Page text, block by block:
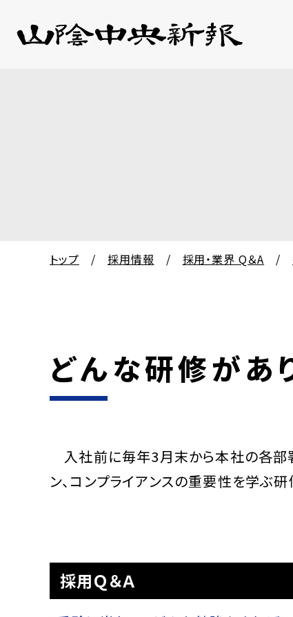
トップ / 採用情報 / 採用・業界 Q＆A /
どんな研修があ
入社前に毎年3月末から本社の各部
ン、コンプライアンスの重要性を学ぶ
採用Ｑ＆Ａ